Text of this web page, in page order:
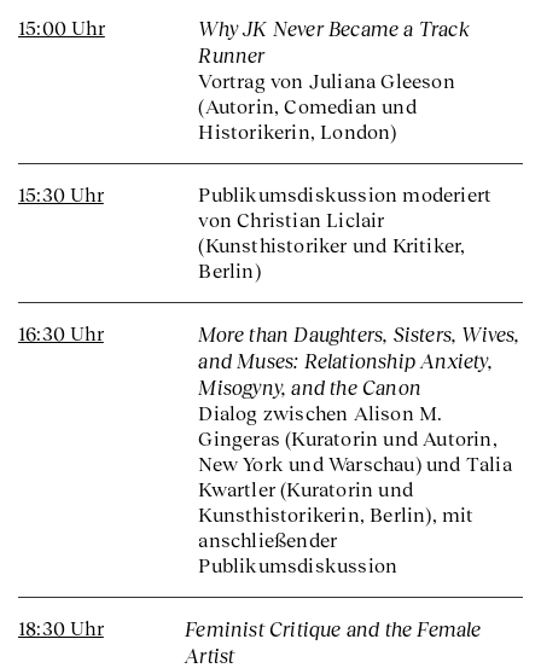
15:00 Uhr
Why JK Never Became a Track
Runner
Vortrag von Juliana Gleeson
(Autorin, Comedian und
Historikerin, London)
15:30 Uhr
Publikumsdiskussion moderiert
von Christian Liclair
(Kunsthistoriker und Kritiker,
Berlin)
16:30 Uhr
More than Daughters, Sisters, Wives,
and Muses: Relationship Anxiety,
Misogyny, and the Canon
Dialog zwischen Alison M.
Gingeras (Kuratorin und Autorin,
New York und Warschau) und Talia
Kwartler (Kuratorin und
Kunsthistorikerin, Berlin), mit
anschließender
Publikumsdiskussion
18:30 Uhr
Feminist Critique and the Female
Artist